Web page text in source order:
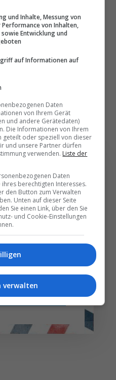
bestehende Mitarbeitende
Ob die Chemie
den Neuen aus dem
zeigen.
Neustart ist gelegt. Nach
gefragt – und ein
der Reisebüros
als starke Tour-Operating-
und
direkt in
mit mehr Insights oder
und Inhalte, Messung von
von Inhalten,
Entwicklung und
auf Informationen auf
Daten
von Ihrem Gerät
und andere Gerätedaten)
Die Informationen von Ihrem
geteilt oder speziell von dieser
und unsere Partner dürfen
verwenden. Liste der
Daten
berechtigten Interesses.
den Button zum Verwalten
Unten auf dieser Seite
Sie einen Link, über den Sie
und Cookie-Einstellungen
verwalten